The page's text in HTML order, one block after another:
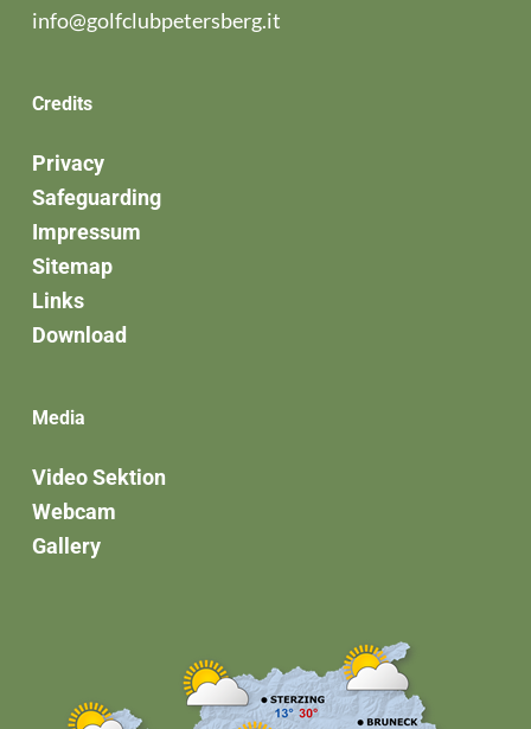
info@golfclubpetersberg.it
Credits
Privacy
Safeguarding
Impressum
Sitemap
Links
Download
Media
Video Sektion
Webcam
Gallery